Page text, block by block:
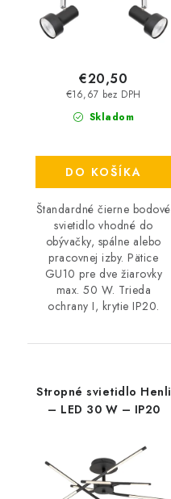
Skladom
€16,67 bez DPH
€20,50
DO KOŠÍKA
Štandardné čierne bodové
svietidlo vhodné do
obývačky, spálne alebo
pracovnej izby. Pätice
GU10 pre dve žiarovky
max. 50 W. Trieda
ochrany I, krytie IP20.
Stropné svietidlo Henli
– LED 30 W – IP20